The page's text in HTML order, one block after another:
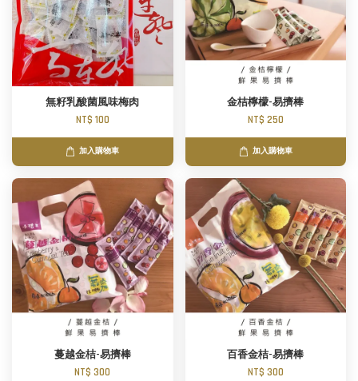
無籽乳酸菌風味梅肉
NT$ 100
加入購物車
金桔檸檬-易擠棒
NT$ 250
加入購物車
蔓越金桔-易擠棒
NT$ 300
百香金桔-易擠棒
NT$ 300